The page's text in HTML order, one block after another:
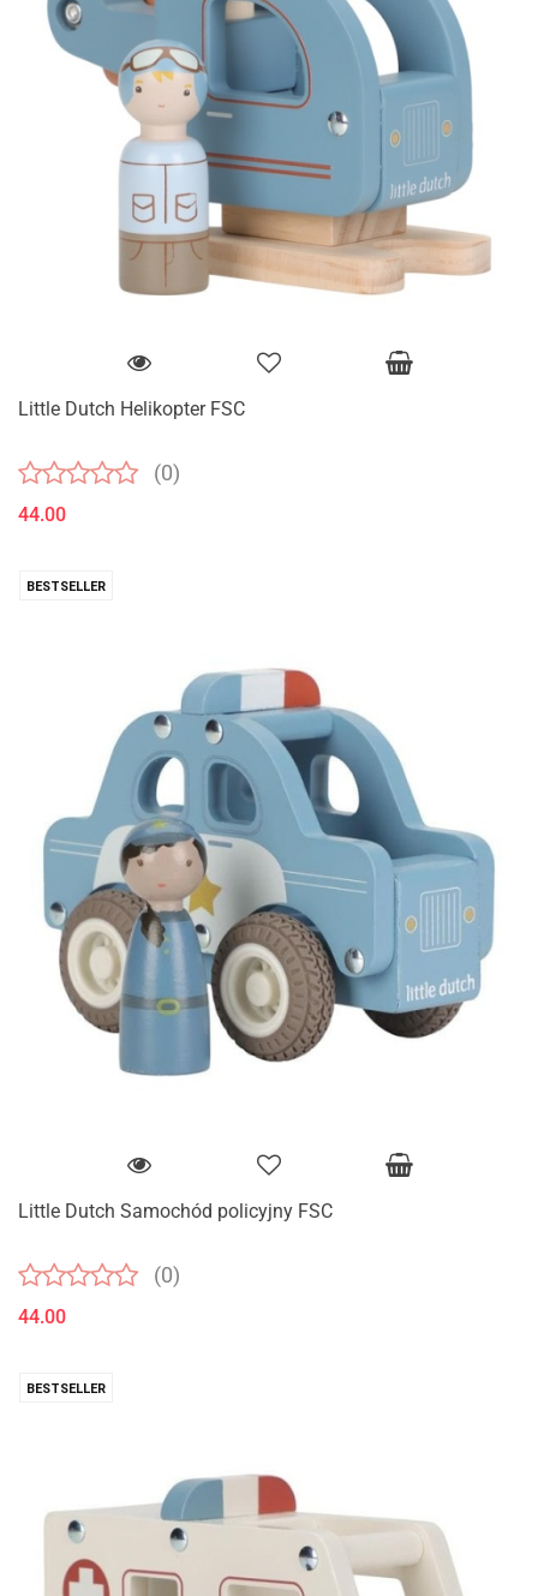
Little Dutch Helikopter FSC
(0)
44.00
BESTSELLER
Little Dutch Samochód policyjny FSC
(0)
44.00
BESTSELLER